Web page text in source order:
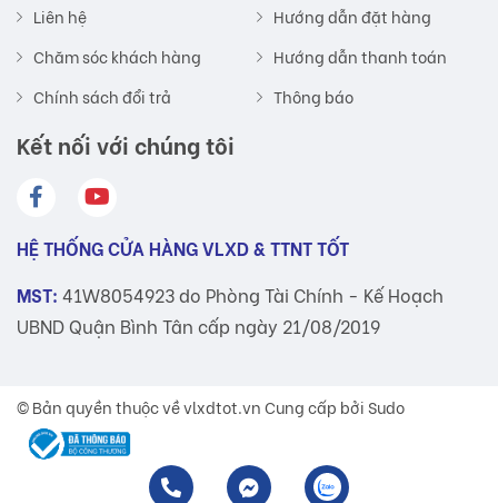
Liên hệ
Chăm sóc khách hàng
Chính sách đổi trả
Hướng dẫn đặt hàng
Hướng dẫn thanh toán
Thông báo
Kết nối với chúng tôi
HỆ THỐNG CỬA HÀNG VLXD & TTNT TỐT
MST: 41W8054923 do Phòng Tài Chính - Kế Hoạch
UBND Quận Bình Tân cấp ngày 21/08/2019
© Bản quyền thuộc vềvlxdtot.vnCung cấp bởi Sudo